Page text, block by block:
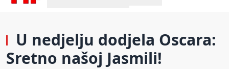
U nedjelju dodjela Oscara:
Sretno našoj Jasmili!